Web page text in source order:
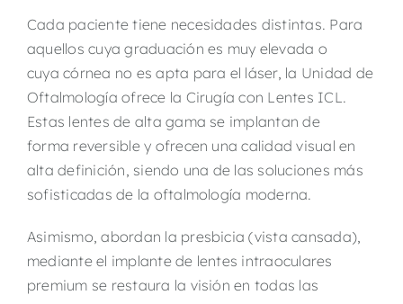
Cada paciente tiene necesidades distintas. Para
aquellos cuya graduación es muy elevada o
cuya córnea no es apta para el láser, la Unidad de
Oftalmología ofrece la Cirugía con Lentes ICL.
Estas lentes de alta gama se implantan de
forma reversible y ofrecen una calidad visual en
alta definición, siendo una de las soluciones más
sofisticadas de la oftalmología moderna.
Asimismo, abordan la presbicia (vista cansada),
mediante el implante de lentes intraoculares
premium se restaura la visión en todas las